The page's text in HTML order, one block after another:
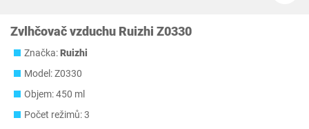
Zvlhčovač vzduchu Ruizhi Z0330
Značka:Ruizhi
Model: Z0330
Objem: 450 ml
Počet režimů: 3